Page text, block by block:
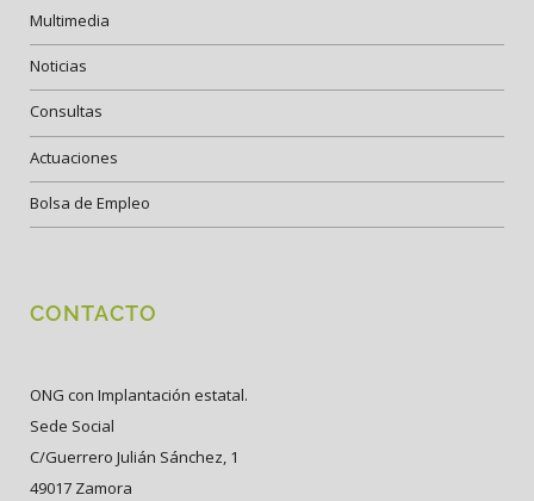
Multimedia
Noticias
Consultas
Actuaciones
Bolsa de Empleo
CONTACTO
ONG con Implantación estatal.
Sede Social
C/Guerrero Julián Sánchez, 1
49017 Zamora